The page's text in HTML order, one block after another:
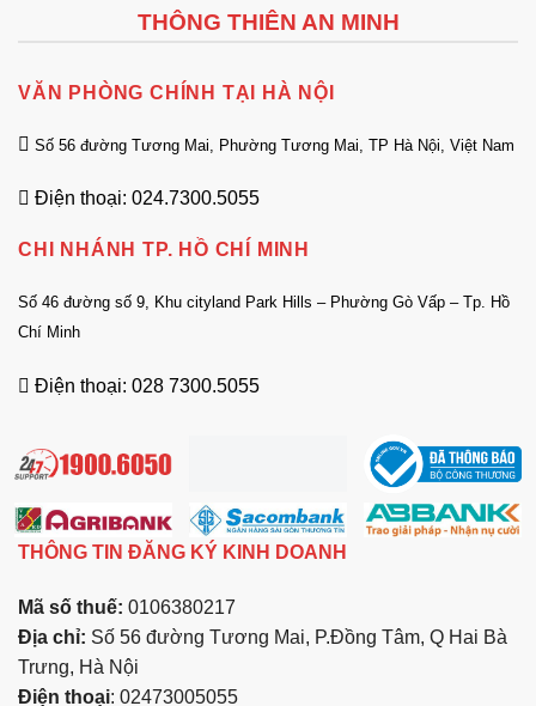
THÔNG THIÊN AN MINH
VĂN PHÒNG CHÍNH TẠI HÀ NỘI
Số 56 đường Tương Mai, Phường Tương Mai, TP Hà Nội, Việt Nam
Điện thoại: 024.7300.5055
CHI NHÁNH TP. HỒ CHÍ MINH
Số 46 đường số 9, Khu cityland Park Hills – Phường Gò Vấp – Tp. Hồ
Chí Minh
Điện thoại: 028 7300.5055
THÔNG TIN ĐĂNG KÝ KINH DOANH
Mã số thuế: 0106380217
Địa chỉ: Số 56 đường Tương Mai, P.Đồng Tâm, Q Hai Bà
Trưng, Hà Nội
Điện thoại: 02473005055